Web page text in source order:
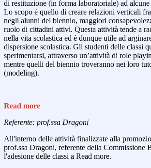
di restituzione (in forma laboratoriale) ad
Lo scopo è quello di creare relazioni verticali
negli alunni del biennio, maggiori
ruolo di cittadini attivi. Questa attività tende a
nella vita scolastica ed è dunque utile ad
dispersione scolastica. Gli studenti delle classi
sperimentarsi, attraverso un’attività di role
mentre quelli del biennio troveranno nei loro
(modeling).
Read more
Referente: prof.ssa Dragoni
All'interno delle attività finalizzate alla
prof.ssa Dragoni, referente della Commissione
l'adesione delle classi a Read more.